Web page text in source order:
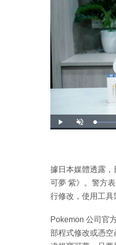
播
放
開
啟
據日本媒體透露
可夢 紫》。警方
行修改，使用工
Pokemon 公司官
部程式修改或憑